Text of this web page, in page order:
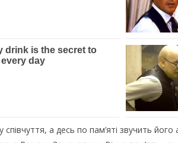
а десь по пам’яті звучить